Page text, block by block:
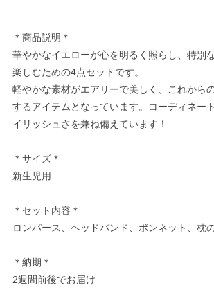
＊商品説明＊
華やかなイエローが心を明るく照らし、特別
楽しむための4点セットです。
軽やかな素材がエアリーで美しく、これから
するアイテムとなっています。コーディネー
イリッシュさを兼ね備えています！
＊サイズ＊
新生児用
＊セット内容＊
ロンパース、ヘッドバンド、ボンネット、枕
＊納期＊
2週間前後でお届け